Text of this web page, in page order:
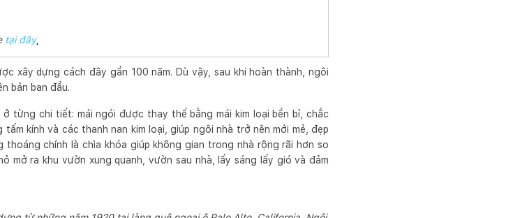
tại đây.
xây dựng cách đây gần 100 năm. Dù vậy, sau khi hoàn thành, ngôi
bản ban đầu.
từng chi tiết: mái ngói được thay thế bằng mái kim loại bền bỉ, chắc
kính và các thanh nan kim loại, giúp ngôi nhà trở nên mới mẻ, đẹp
chính là chìa khóa giúp không gian trong nhà rộng rãi hơn so
ra khu vườn xung quanh, vườn sau nhà, lấy sáng lấy gió và đảm